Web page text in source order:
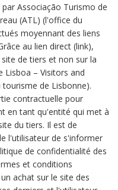
Associação Turismo de
(ATL) (l'office du
moyennant des liens
au lien direct (link),
de tiers et non sur la
Lisboa – Visitors and
de Lisbonne).
contractuelle pour
en tant qu'entité qui met à
du tiers. Il est de
l'utilisateur de s'informer
de confidentialité des
et conditions
achat sur le site des